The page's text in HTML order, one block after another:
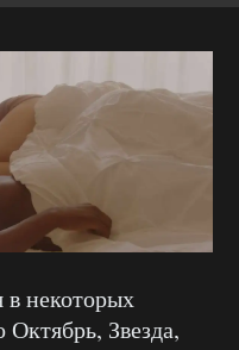
в некоторых
Звезда,